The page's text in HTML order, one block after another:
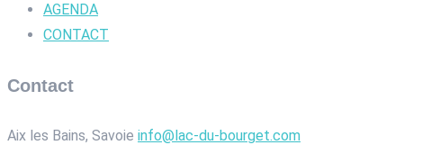
AGENDA
CONTACT
Contact
Aix les Bains, Savoie info@lac-du-bourget.com